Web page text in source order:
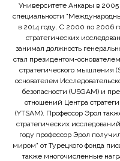
Университете Анкары в
специальности
в 2014 году. С 2000 по 2006
стратегических
занимал должность
стал президентом-
стратегического мышления
основателем
безопасности (USGAM) и
отношений Центра
(YTSAM). Профессор Эрол
стратегических
году профессор Эрол
миром" от Турецкого фонда
также многочисленные